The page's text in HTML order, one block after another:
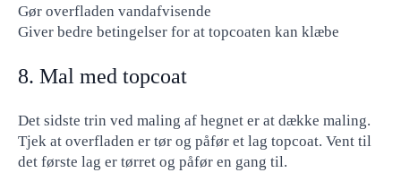
Gør overfladen vandafvisende
Giver bedre betingelser for at topcoaten kan klæbe
8. Mal med topcoat
Det sidste trin ved maling af hegnet er at dække maling.
Tjek at overfladen er tør og påfør et lag topcoat. Vent til
det første lag er tørret og påfør en gang til.